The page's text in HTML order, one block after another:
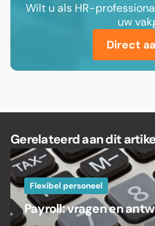
Wilt u als HR-
uw
Direct
Gerelateerd aan dit
Flexibel personeel
Payroll: vragen en